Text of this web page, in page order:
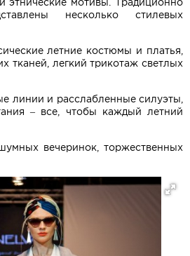
несколько стилевых
летние костюмы и платья,
тканей, легкий трикотаж светлых
линии и расслабленные силуэты,
– все, чтобы каждый летний
вечеринок, торжественных